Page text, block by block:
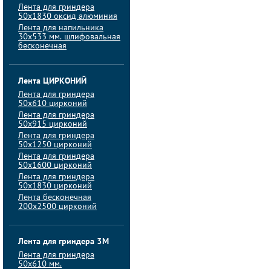
Лента для гриндера
50х1830 оксид алюминия
Лента для напильника
30х533 мм. шлифовальная
бесконечная
Лента ЦИРКОНИЙ
Лента для гриндера
50х610 цирконий
Лента для гриндера
50х915 цирконий
Лента для гриндера
50х1250 цирконий
Лента для гриндера
50х1600 цирконий
Лента для гриндера
50x1830 цирконий
Лента бесконечная
200х2500 цирконий
Лента для гриндера 3M
Лента для гриндера
50x610 мм.